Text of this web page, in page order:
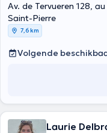
Av. de Tervueren 128,
Saint-Pierre
7,6 km
Volgende
Laurie